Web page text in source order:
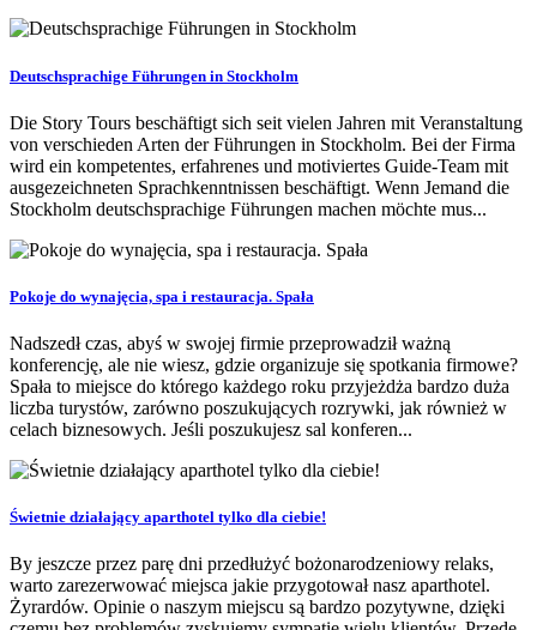
Deutschsprachige Führungen in Stockholm
Die Story Tours beschäftigt sich seit vielen Jahren mit Veranstaltung
von verschieden Arten der Führungen in Stockholm. Bei der Firma
wird ein kompetentes, erfahrenes und motiviertes Guide-Team mit
ausgezeichneten Sprachkenntnissen beschäftigt. Wenn Jemand die
Stockholm deutschsprachige Führungen machen möchte mus...
Pokoje do wynajęcia, spa i restauracja. Spała
Nadszedł czas, abyś w swojej firmie przeprowadził ważną
konferencję, ale nie wiesz, gdzie organizuje się spotkania firmowe?
Spała to miejsce do którego każdego roku przyjeżdża bardzo duża
liczba turystów, zarówno poszukujących rozrywki, jak również w
celach biznesowych. Jeśli poszukujesz sal konferen...
Świetnie działający aparthotel tylko dla ciebie!
By jeszcze przez parę dni przedłużyć bożonarodzeniowy relaks,
warto zarezerwować miejsca jakie przygotował nasz aparthotel.
Żyrardów. Opinie o naszym miejscu są bardzo pozytywne, dzięki